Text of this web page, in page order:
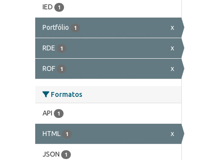
IED 1
Portfólio 1 x
RDE 1 x
ROF 1 x
Formatos
API 1
HTML 1 x
JSON 1